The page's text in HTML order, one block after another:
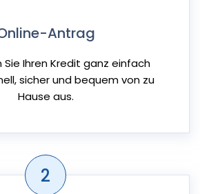
Antrag
Ihren Kredit ganz einfach
sicher und bequem von zu
Hause aus.
2